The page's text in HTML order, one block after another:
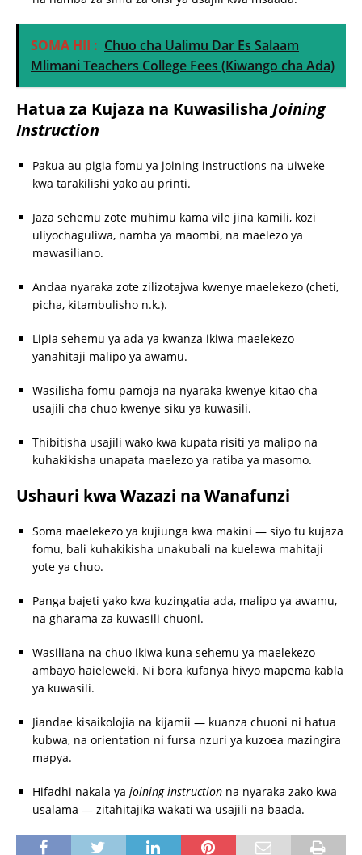
SOMA HII : Chuo cha Ualimu Dar Es Salaam
Mlimani Teachers College Fees (Kiwango cha Ada)
Hatua za Kujaza na Kuwasilisha Joining
Instruction
Pakua au pigia fomu ya joining instructions na uiweke
kwa tarakilishi yako au printi.
Jaza sehemu zote muhimu kama vile jina kamili, kozi
uliyochaguliwa, namba ya maombi, na maelezo ya
mawasiliano.
Andaa nyaraka zote zilizotajwa kwenye maelekezo (cheti,
picha, kitambulisho n.k.).
Lipia sehemu ya ada ya kwanza ikiwa maelekezo
yanahitaji malipo ya awamu.
Wasilisha fomu pamoja na nyaraka kwenye kitao cha
usajili cha chuo kwenye siku ya kuwasili.
Thibitisha usajili wako kwa kupata risiti ya malipo na
kuhakikisha unapata maelezo ya ratiba ya masomo.
Ushauri kwa Wazazi na Wanafunzi
Soma maelekezo ya kujiunga kwa makini — siyo tu kujaza
fomu, bali kuhakikisha unakubali na kuelewa mahitaji
yote ya chuo.
Panga bajeti yako kwa kuzingatia ada, malipo ya awamu,
na gharama za kuwasili chuoni.
Wasiliana na chuo ikiwa kuna sehemu ya maelekezo
ambayo haieleweki. Ni bora kufanya hivyo mapema kabla
ya kuwasili.
Jiandae kisaikolojia na kijamii — kuanza chuoni ni hatua
kubwa, na orientation ni fursa nzuri ya kuzoea mazingira
mapya.
Hifadhi nakala ya joining instruction na nyaraka zako kwa
usalama — zitahitajika wakati wa usajili na baada.